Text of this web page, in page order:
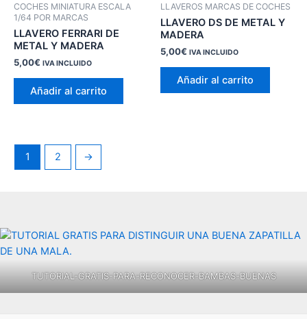
COCHES MINIATURA ESCALA
1/64 POR MARCAS
LLAVERO FERRARI DE
METAL Y MADERA
5,00€ IVA INCLUIDO
Añadir al carrito
LLAVEROS MARCAS DE COCHES
LLAVERO DS DE METAL Y
MADERA
5,00€ IVA INCLUIDO
Añadir al carrito
1 2 →
TUTORIAL-GRATIS-PARA-RECONOCER-BAMBAS-BUENAS